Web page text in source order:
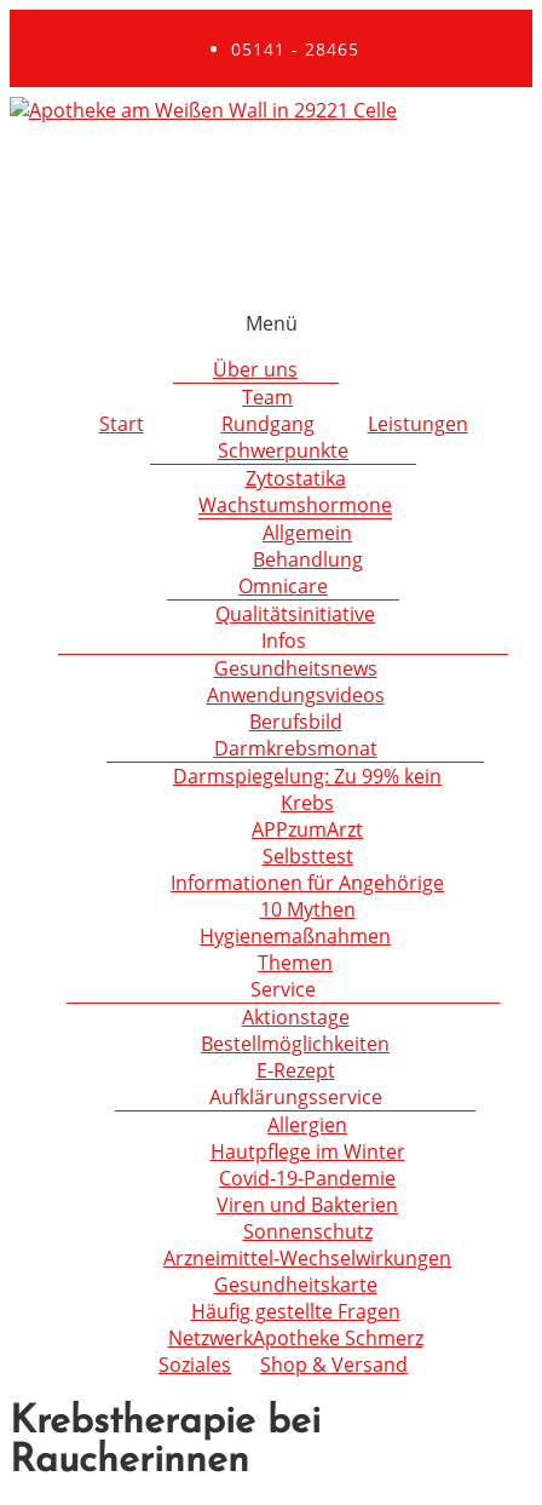
05141 - 28465
Menü
Start
Über uns
Team
Rundgang
Leistungen
Schwerpunkte
Zytostatika
Wachstumshormone
Allgemein
Behandlung
Omnicare
Qualitätsinitiative
Infos
Gesundheitsnews
Anwendungsvideos
Berufsbild
Darmkrebsmonat
Darmspiegelung: Zu 99% kein
Krebs
APPzumArzt
Selbsttest
Informationen für Angehörige
10 Mythen
Hygienemaßnahmen
Themen
Service
Aktionstage
Bestellmöglichkeiten
E-Rezept
Aufklärungsservice
Allergien
Hautpflege im Winter
Covid-19-Pandemie
Viren und Bakterien
Sonnenschutz
Arzneimittel-Wechselwirkungen
Gesundheitskarte
Häufig gestellte Fragen
NetzwerkApotheke Schmerz
Soziales
Shop & Versand
Krebstherapie bei
Raucherinnen